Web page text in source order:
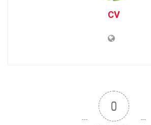
CV
0